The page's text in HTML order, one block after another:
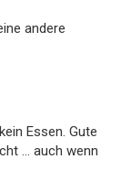
andere
Essen. Gute
… auch wenn